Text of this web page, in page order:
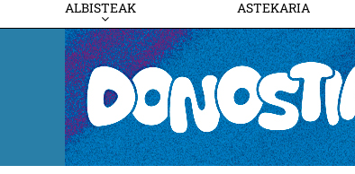
ALBISTEAK ASTEKARIA